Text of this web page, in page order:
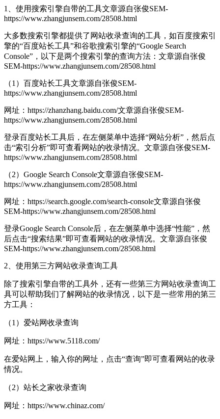
1、使用搜索引擎自带的工具文章源自张俊SEM-
https://www.zhangjunsem.com/28508.html
大多数搜索引擎都提供了网站收录查询的工具，如百度搜索引
擎的“百度站长工具”和谷歌搜索引擎的“Google Search
Console”，以下是两个搜索引擎的查询方法： 文章源自张俊
SEM-https://www.zhangjunsem.com/28508.html
（1）百度站长工具文章源自张俊SEM-
https://www.zhangjunsem.com/28508.html
网址：https://zhanzhang.baidu.com/文章源自张俊SEM-
https://www.zhangjunsem.com/28508.html
登录百度站长工具后，在左侧菜单中选择“网站分析”，然后点
击“索引分析”即可查看网站的收录情况。 文章源自张俊SEM-
https://www.zhangjunsem.com/28508.html
（2）Google Search Console文章源自张俊SEM-
https://www.zhangjunsem.com/28508.html
网址：https://search.google.com/search-console文章源自张俊
SEM-https://www.zhangjunsem.com/28508.html
登录Google Search Console后，在左侧菜单中选择“性能”，然
后点击“搜索结果”即可查看网站的收录情况。 文章源自张俊
SEM-https://www.zhangjunsem.com/28508.html
2、使用第三方网站收录查询工具
除了搜索引擎自带的工具外，还有一些第三方网站收录查询工
具可以帮助我们了解网站的收录情况，以下是一些常用的第三
方工具：
（1）爱站网收录查询
网址：https://www.5118.com/
在爱站网上，输入你的网址，点击“查询”即可查看网站的收录
情况。
（2）站长之家收录查询
网址：https://www.chinaz.com/